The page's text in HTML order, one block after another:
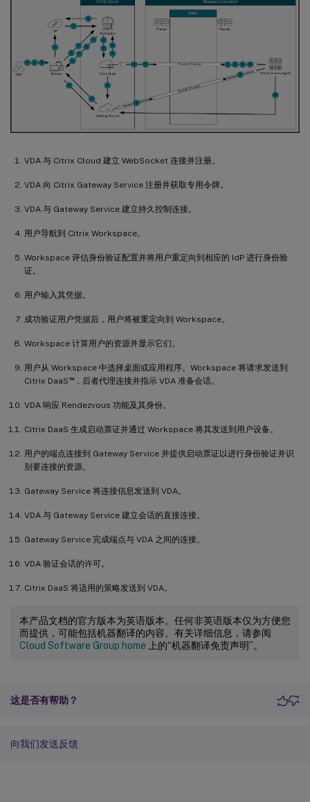
VDA 与 Citrix Cloud 建立 WebSocket 连接并注册。
VDA 向 Citrix Gateway Service 注册并获取专用令牌。
VDA 与 Gateway Service 建立持久控制连接。
用户导航到 Citrix Workspace。
Workspace 评估身份验证配置并将用户重定向到相应的 IdP 进行身份验
证。
用户输入其凭据。
成功验证用户凭据后，用户将被重定向到 Workspace。
Workspace 计算用户的资源并显示它们。
用户从 Workspace 中选择桌面或应用程序。Workspace 将请求发送到
Citrix DaaS ™，后者代理连接并指示 VDA 准备会话。
VDA 响应 Rendezvous 功能及其身份。
Citrix DaaS 生成启动票证并通过 Workspace 将其发送到用户设备。
用户的端点连接到 Gateway Service 并提供启动票证以进行身份验证并识
别要连接的资源。
Gateway Service 将连接信息发送到 VDA。
VDA 与 Gateway Service 建立会话的直接连接。
Gateway Service 完成端点与 VDA 之间的连接。
VDA 验证会话的许可。
Citrix DaaS 将适用的策略发送到 VDA。
本产品文档的官方版本为英语版本。任何非英语版本仅为方便您
而提供，可能包括机器翻译的内容。有关详细信息，请参阅
Cloud Software Group home 上的“机器翻译免责声明”。
这是否有帮助？
向我们发送反馈